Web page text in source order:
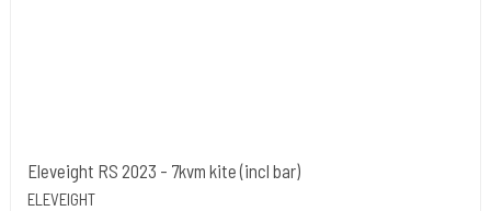
Eleveight RS 2023 - 7kvm kite (incl bar)
ELEVEIGHT